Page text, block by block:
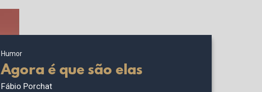
Humor
Agora é que são elas
Fábio Porchat